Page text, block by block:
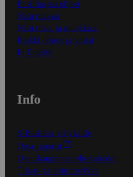
Ensitilaajan ohjeet
Näin maksat
Näin tilaat ja muokkaat
Kaikki ohjeet ja vinkit
In English
Info
S-Business yrityksille
Oiva-raportit
Osuuskauppojen yhteystiedot
Tilaus- ja toimitusehdot